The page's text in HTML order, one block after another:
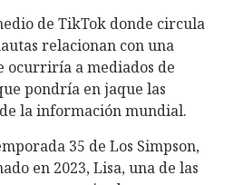
de TikTok donde circula
relacionan con una
ocurriría a mediados de
pondría en jaque las
la información mundial.
35 de Los Simpson,
en 2023, Lisa, una de las